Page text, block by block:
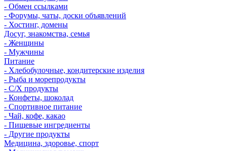
- Обмен ссылками
- Форумы, чаты, доски объявлений
- Хостинг, домены
Досуг, знакомства, семья
- Женщины
- Мужчины
Питание
- Хлебобулочные, кондитерские изделия
- Рыба и морепродукты
- С/Х продукты
- Конфеты, шоколад
- Спортивное питание
- Чай, кофе, какао
- Пищевые ингредиенты
- Другие продукты
Медицина, здоровье, спорт